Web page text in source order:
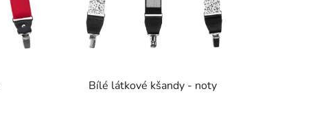
Bílé látkové kšandy - noty